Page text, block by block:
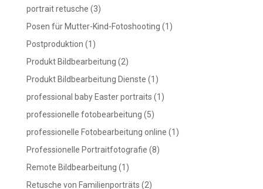
portrait retusche (3)
Posen für Mutter-Kind-Fotoshooting (1)
Postproduktion (1)
Produkt Bildbearbeitung (2)
Produkt Bildbearbeitung Dienste (1)
professional baby Easter portraits (1)
professionelle fotobearbeitung (5)
professionelle Fotobearbeitung online (1)
Professionelle Portraitfotografie (8)
Remote Bildbearbeitung (1)
Retusche von Familienporträts (2)